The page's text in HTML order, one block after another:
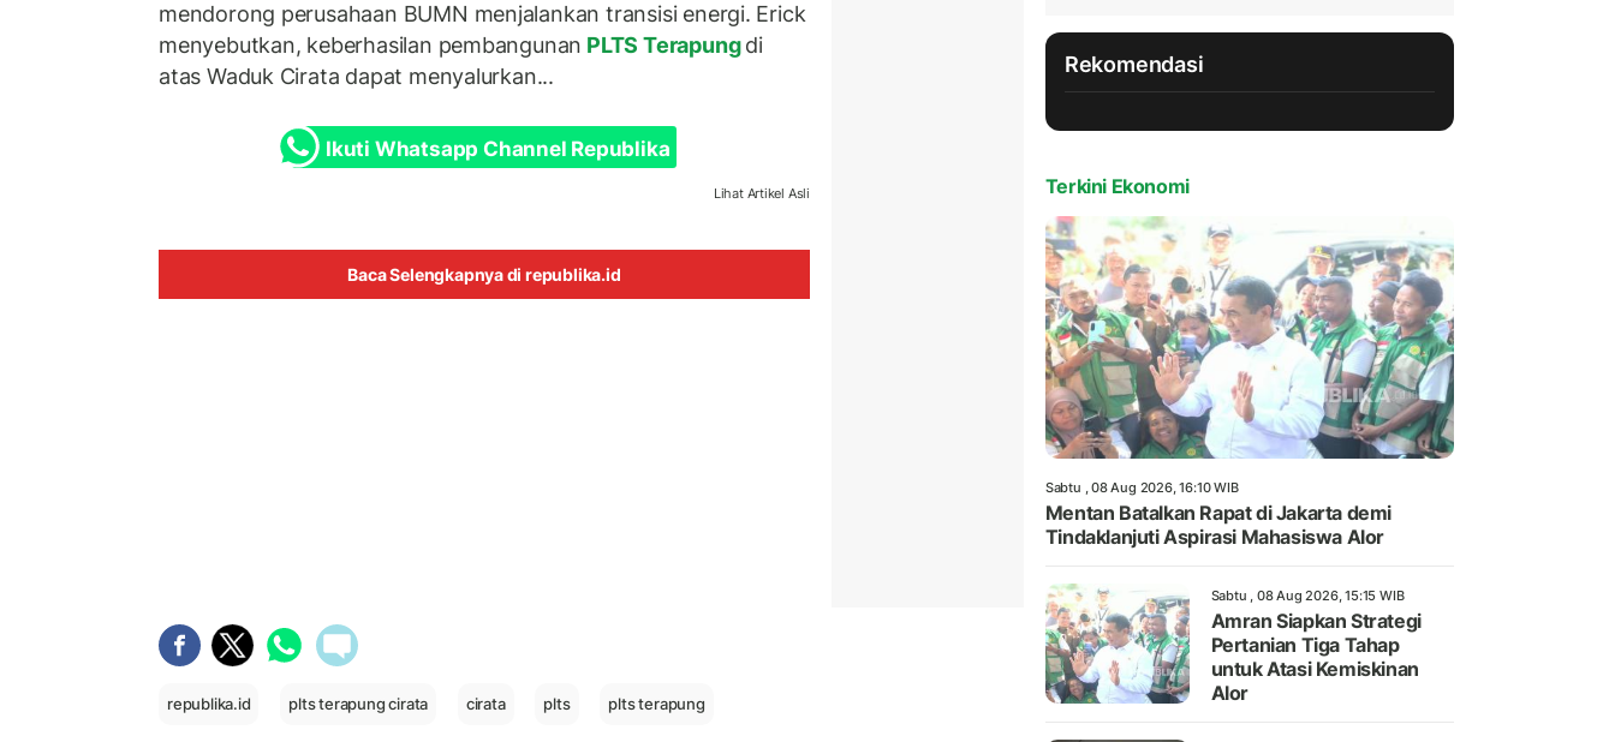
mendorong perusahaan BUMN menjalankan transisi energi. Erick
menyebutkan, keberhasilan pembangunan PLTS Terapungdi
atas Waduk Cirata dapat menyalurkan...
Ikuti Whatsapp Channel Republika
Lihat Artikel Asli
Baca Selengkapnya di republika.id
republika.id plts terapung cirata cirata plts plts terapung
Rekomendasi
Terkini Ekonomi
Sabtu , 08 Aug 2026, 16:10 WIB
Mentan Batalkan Rapat di Jakarta demi
Tindaklanjuti Aspirasi Mahasiswa Alor
Sabtu , 08 Aug 2026, 15:15 WIB
Amran Siapkan Strategi
Pertanian Tiga Tahap
untuk Atasi Kemiskinan
Alor